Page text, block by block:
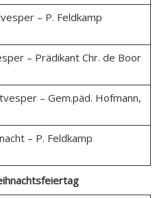
– P. Feldkamp
– Prädikant Chr. de Boor
– Gem.päd. Hofmann,
– P. Feldkamp